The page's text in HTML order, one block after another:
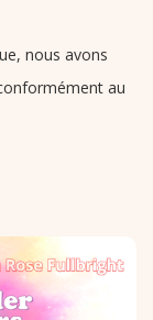
nous avons
au